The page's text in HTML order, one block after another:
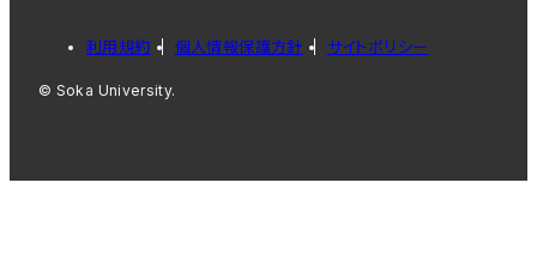
利用規約 個人情報保護方針 サイトポリシー
© Soka University.